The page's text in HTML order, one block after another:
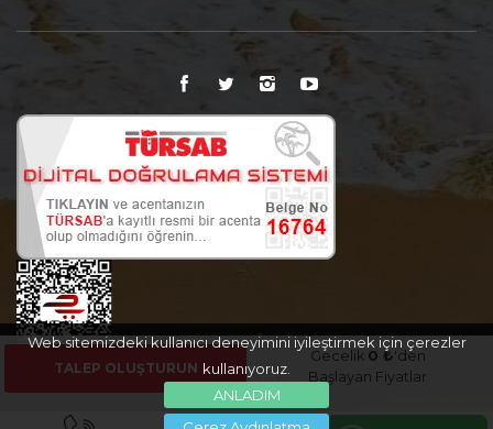
Web sitemizdeki kullanıcı deneyimini iyileştirmek için çerezler
kullanıyoruz.
ANLADIM
TALEP OLUŞTURUN
Gecelik 0 ₺'den
Başlayan Fiyatlar